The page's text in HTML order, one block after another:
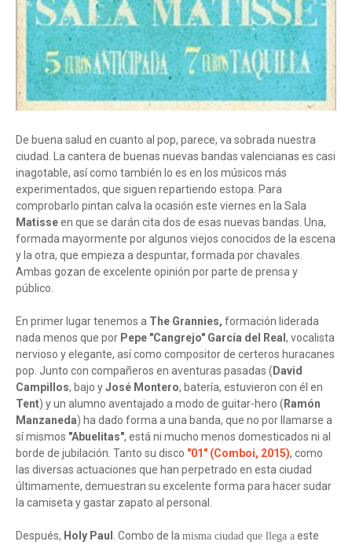
De buena salud en cuanto al pop, parece, va sobrada nuestra
ciudad. La cantera de buenas nuevas bandas valencianas es casi
inagotable, así como también lo es en los músicos más
experimentados, que siguen repartiendo estopa. Para
comprobarlo pintan calva la ocasión este viernes en la Sala
Matisseen que se darán cita dos de esas nuevas bandas. Una,
formada mayormente por algunos viejos conocidos de la escena
y la otra, que empieza a despuntar, formada por chavales.
Ambas gozan de excelente opinión por parte de prensa y
público.
En primer lugar tenemos a The Grannies, formación liderada
nada menos que por Pepe "Cangrejo" García del Real , vocalista
nervioso y elegante, así como compositor de certeros huracanes
pop. Junto con compañeros en aventuras pasadas ( David
Campillos, bajo yJosé Montero, batería, estuvieron con él en
Tent) y un alumno aventajado a modo de guitar-hero ( Ramón
Manzaneda) ha dado forma a una banda, que no por llamarse a
sí mismos "Abuelitas", está ni mucho menos domesticados ni al
borde de jubilación. Tanto su disco "01" (Comboi, 2015), como
las diversas actuaciones que han perpetrado en esta ciudad
últimamente, demuestran su excelente forma para hacer sudar
la camiseta y gastar zapato al personal.
Después, Holy Paul . Combo de la misma ciudad que llega a este